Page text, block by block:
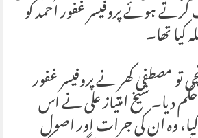
ہوئے پروفیسر غفور احمد کو
کیا تھا۔
تو مصطفیٰ کھر نے پروفیسر غفور
دیا۔ شیخ امتیاز علی نے اس
کیا، وہ ان کی جرات اور اصول